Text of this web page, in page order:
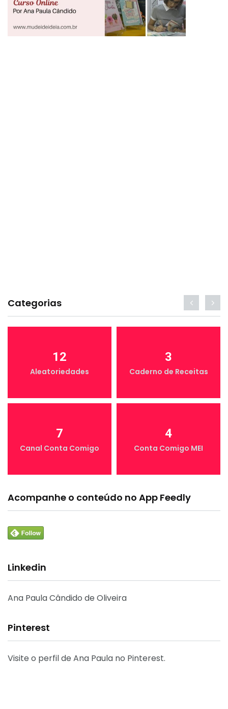
Categorias
12
Aleatoriedades
3
Caderno de Receitas
7
Canal Conta Comigo
4
Conta Comigo MEI
Acompanhe o conteúdo no App Feedly
Linkedin
Ana Paula Cândido de Oliveira
Pinterest
Visite o perfil de Ana Paula no Pinterest.